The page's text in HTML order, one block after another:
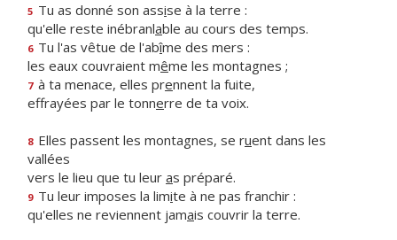
5 Tu as donné son assise à la terre :
qu'elle reste inébranlable au cours des temps.
6 Tu l'as vêtue de l'abîme des mers :
les eaux couvraient même les montagnes ;
7 à ta menace, elles prennent la fuite,
effrayées par le tonnerre de ta voix.
8 Elles passent les montagnes, se ruent dans les
vallées
vers le lieu que tu leur as préparé.
9 Tu leur imposes la limite à ne pas franchir :
qu'elles ne reviennent jamais couvrir la terre.